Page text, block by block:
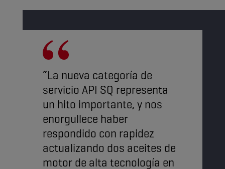
“La nueva categoría de
servicio API SQ representa
un hito importante, y nos
enorgullece haber
respondido con rapidez
actualizando dos aceites de
motor de alta tecnología en